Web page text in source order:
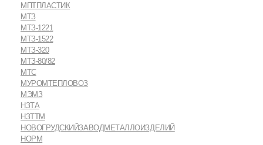
МПТПЛАСТИК
МТЗ
МТЗ-1221
МТЗ-1522
МТЗ-320
МТЗ-80/82
МТС
МУРОМТЕПЛОВОЗ
МЭМЗ
НЗТА
НЗТТМ
НОВОГРУДСКИЙЗАВОДМЕТАЛЛОИЗДЕЛИЙ
НОРМ